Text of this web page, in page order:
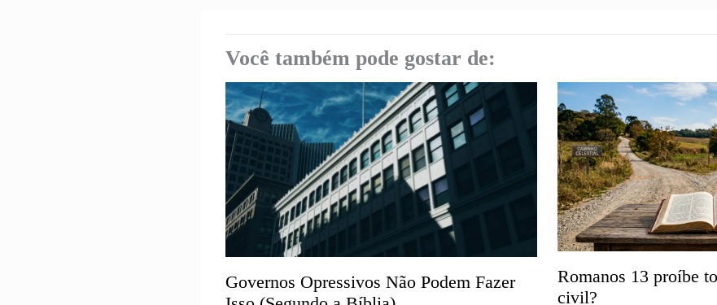
Você também pode gostar de:
Governos Opressivos Não Podem Fazer
Romanos 13 proíbe
civil?